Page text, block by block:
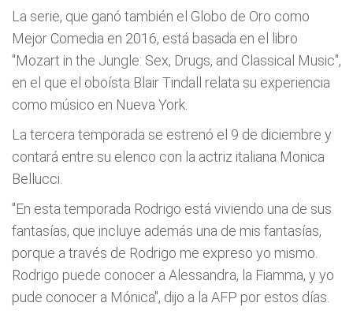
La serie, que ganó también el Globo de Oro como
Mejor Comedia en 2016, está basada en el libro
"Mozart in the Jungle: Sex, Drugs, and Classical Music",
en el que el oboísta Blair Tindall relata su experiencia
como músico en Nueva York.
La tercera temporada se estrenó el 9 de diciembre y
contará entre su elenco con la actriz italiana Monica
Bellucci.
"En esta temporada Rodrigo está viviendo una de sus
fantasías, que incluye además una de mis fantasías,
porque a través de Rodrigo me expreso yo mismo.
Rodrigo puede conocer a Alessandra, la Fiamma, y yo
pude conocer a Mónica", dijo a la AFP por estos días.